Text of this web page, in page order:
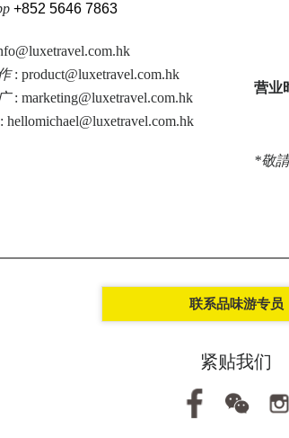
+852 5646 7863
: product@luxetravel.com.hk
: marketing@luxetravel.com.hk
hellomichael@luxetravel.com.hk
营业
*敬
联系品味游专员
紧贴我们